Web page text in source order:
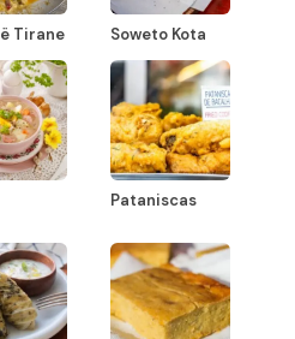
Tirane Soweto Kota
Pataniscas